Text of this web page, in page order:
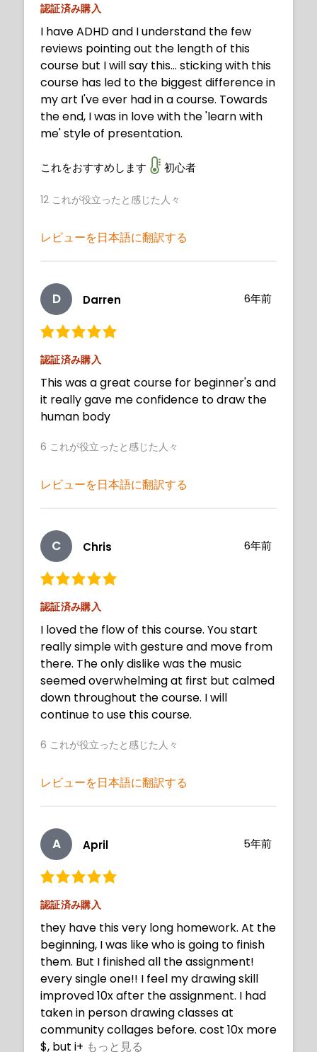
認証済み購入
I have ADHD and I understand the few
reviews pointing out the length of this
course but I will say this... sticking with this
course has led to the biggest difference in
my art I've ever had in a course. Towards
the end, I was in love with the 'learn with
me' style of presentation.
これをおすすめします 初心者
12 これが役立ったと感じた人々
レビューを日本語に翻訳する
D Darren 6年前
認証済み購入
This was a great course for beginner's and
it really gave me confidence to draw the
human body
6 これが役立ったと感じた人々
レビューを日本語に翻訳する
C Chris 6年前
認証済み購入
I loved the flow of this course. You start
really simple with gesture and move from
there. The only dislike was the music
seemed overwhelming at first but calmed
down throughout the course. I will
continue to use this course.
6 これが役立ったと感じた人々
レビューを日本語に翻訳する
A April 5年前
認証済み購入
they have this very long homework. At the
beginning, I was like who is going to finish
them. But I finished all the assignment!
every single one!! I feel my drawing skill
improved 10x after the assignment. I had
taken in person drawing classes at
community collages before. cost 10x more
$, but i+ もっと見る